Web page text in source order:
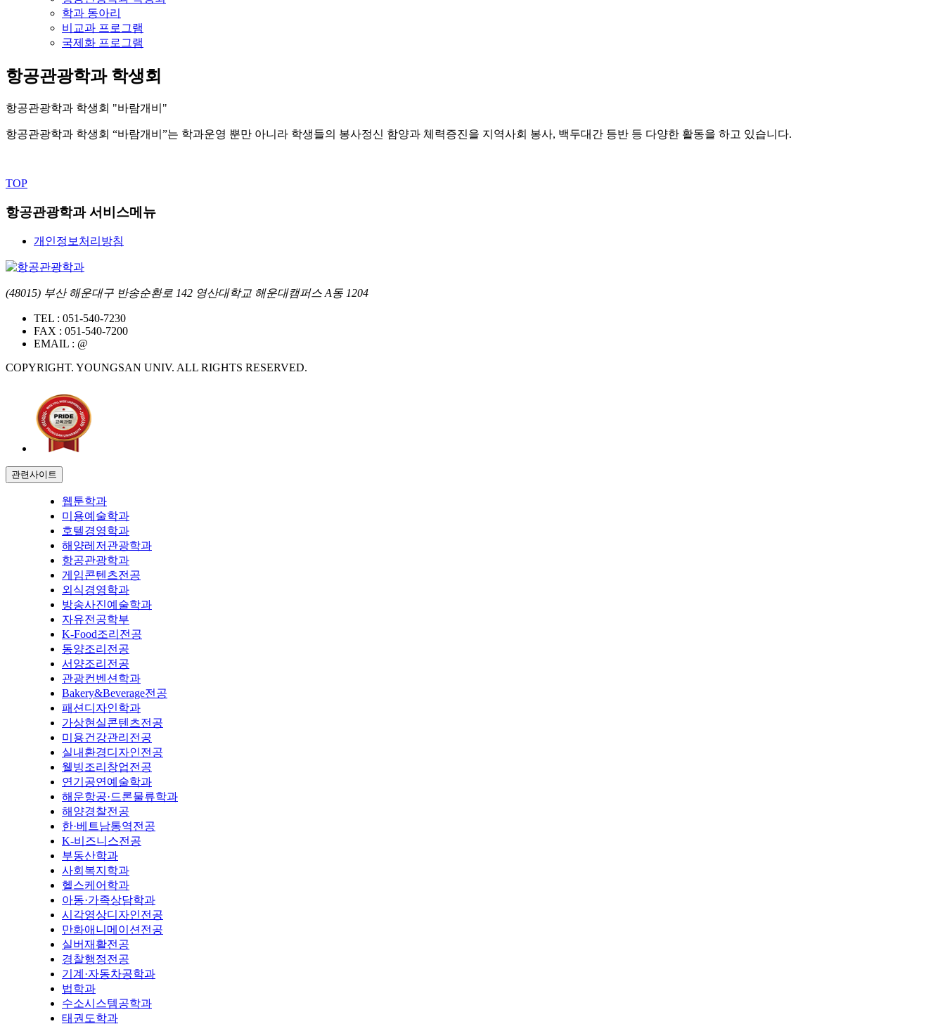
학과 동아리
비교과 프로그램
국제화 프로그램
항공관광학과 학생회
항공관광학과 학생회 "바람개비"
항공관광학과 학생회 “바람개비”는 학과운영 뿐만 아니라 학생들의 봉사정신 함양과 체력증진을 지역사회 봉사, 백두대간 등반 등 다양한 활동을 하고 있습니다.
TOP
항공관광학과 서비스메뉴
개인정보처리방침
(48015) 부산 해운대구 반송순환로 142 영산대학교 해운대캠퍼스 A동 1204
TEL : 051-540-7230
FAX : 051-540-7200
EMAIL : @
COPYRIGHT. YOUNGSAN UNIV. ALL RIGHTS RESERVED.
관련사이트
웹툰학과
미용예술학과
호텔경영학과
해양레저관광학과
항공관광학과
게임콘텐츠전공
외식경영학과
방송사진예술학과
자유전공학부
K-Food조리전공
동양조리전공
서양조리전공
관광컨벤션학과
Bakery&Beverage전공
패션디자인학과
가상현실콘텐츠전공
미용건강관리전공
실내환경디자인전공
웰빙조리창업전공
연기공연예술학과
해운항공·드론물류학과
해양경찰전공
한·베트남통역전공
K-비즈니스전공
부동산학과
사회복지학과
헬스케어학과
아동·가족상담학과
시각영상디자인전공
만화애니메이션전공
실버재활전공
경찰행정전공
기계·자동차공학과
법학과
수소시스템공학과
태권도학과